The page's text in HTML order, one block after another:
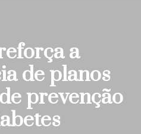
a
de planos
prevenção